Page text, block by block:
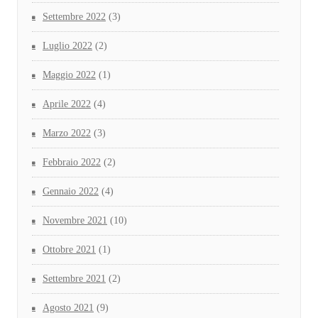
Settembre 2022 (3)
Luglio 2022 (2)
Maggio 2022 (1)
Aprile 2022 (4)
Marzo 2022 (3)
Febbraio 2022 (2)
Gennaio 2022 (4)
Novembre 2021 (10)
Ottobre 2021 (1)
Settembre 2021 (2)
Agosto 2021 (9)